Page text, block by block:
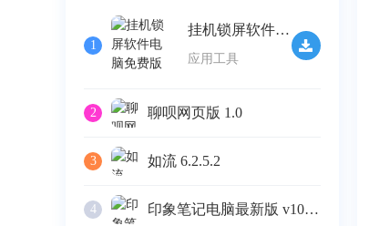
1
挂机锁屏软件电脑免费版 v2.32
应用工具
2 聊呗网页版 1.0
3 如流 6.2.5.2
4 印象笔记电脑最新版 v10.4.4